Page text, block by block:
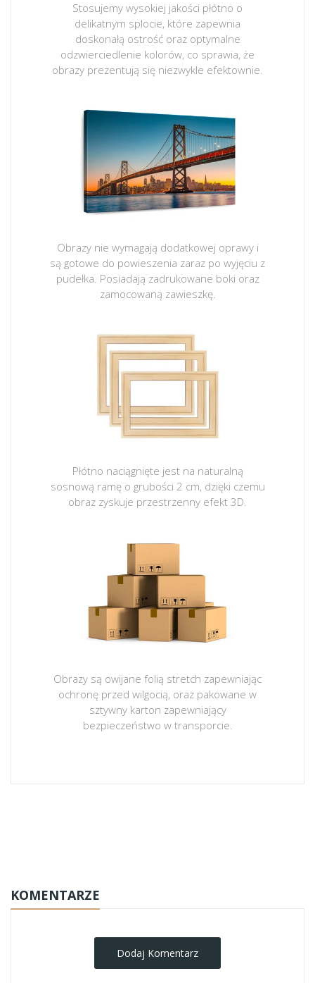
Stosujemy wysokiej jakości płótno o
delikatnym splocie, które zapewnia
doskonałą ostrość oraz optymalne
odzwierciedlenie kolorów, co sprawia, że
obrazy prezentują się niezwykle efektownie.
Obrazy nie wymagają dodatkowej oprawy i
są gotowe do powieszenia zaraz po wyjęciu z
pudełka. Posiadają zadrukowane boki oraz
zamocowaną zawieszkę.
Płótno naciągnięte jest na naturalną
sosnową ramę o grubości 2 cm, dzięki czemu
obraz zyskuje przestrzenny efekt 3D.
Obrazy są owijane folią stretch zapewniając
ochronę przed wilgocią, oraz pakowane w
sztywny karton zapewniający
bezpieczeństwo w transporcie.
KOMENTARZE
Dodaj Komentarz